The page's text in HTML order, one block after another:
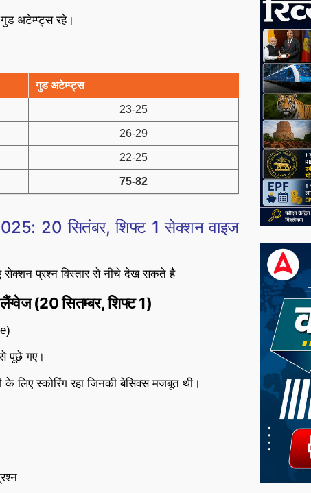
अटेम्प्ट्स रहे।
गुड अटेम्प्ट्स
23-25
26-29
22-25
75-82
20 सितंबर, शिफ्ट 1 सेक्शन वाइज
सेक्शन प्रश्न विस्तार से नीचे देख सकते है
लैंग्वेज (20 सितम्बर, शिफ्ट 1)
पूछे गए।
लिए स्कोरिंग रहा जिनकी बेसिक्स मजबूत थी।